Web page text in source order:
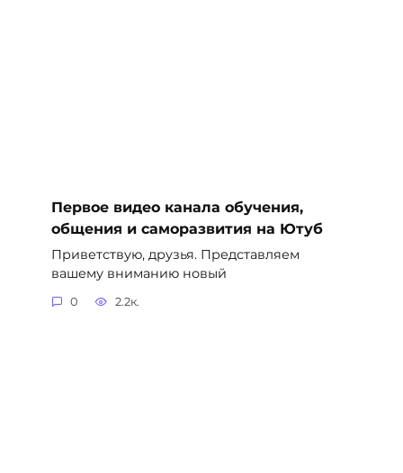
Первое видео канала обучения,
общения и саморазвития на Ютуб
Приветствую, друзья. Представляем
вашему вниманию новый
0 2.2к.